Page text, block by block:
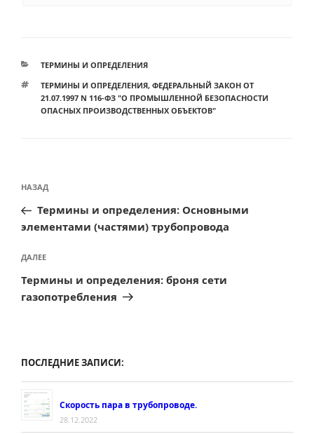
РУБРИКИ
ТЕРМИНЫ И ОПРЕДЕЛЕНИЯ
МЕТКИ
ТЕРМИНЫ И ОПРЕДЕЛЕНИЯ, ФЕДЕРАЛЬНЫЙ ЗАКОН ОТ
21.07.1997 N 116-ФЗ "О ПРОМЫШЛЕННОЙ БЕЗОПАСНОСТИ
ОПАСНЫХ ПРОИЗВОДСТВЕННЫХ ОБЪЕКТОВ"
Навигация
записям
Предыдущая
запись:
НАЗАД
Термины и определения: Основными
элементами (частями) трубопровода
Следующая
запись
ДАЛЕЕ
Термины и определения: броня сети
газопотребления
ПОСЛЕДНИЕ ЗАПИСИ:
Скорость пара в трубопроводе.
28.12.2022